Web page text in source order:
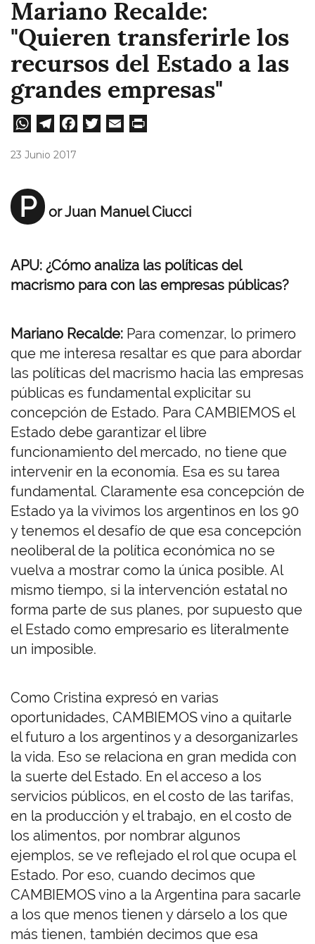
Mariano Recalde:
"Quieren transferirle los
recursos del Estado a las
grandes empresas"
W
A
pp
Te
m
Fa
23 Junio 2017
P or Juan Manuel Ciucci
APU: ¿Cómo analiza las políticas del
macrismo para con las empresas públicas?
Mariano Recalde: Para comenzar, lo primero
que me interesa resaltar es que para abordar
las políticas del macrismo hacia las empresas
públicas es fundamental explicitar su
concepción de Estado. Para CAMBIEMOS el
Estado debe garantizar el libre
funcionamiento del mercado, no tiene que
intervenir en la economía. Esa es su tarea
fundamental. Claramente esa concepción de
Estado ya la vivimos los argentinos en los 90
y tenemos el desafío de que esa concepción
neoliberal de la política económica no se
vuelva a mostrar como la única posible. Al
mismo tiempo, si la intervención estatal no
forma parte de sus planes, por supuesto que
el Estado como empresario es literalmente
un imposible.
Como Cristina expresó en varias
oportunidades, CAMBIEMOS vino a quitarle
el futuro a los argentinos y a desorganizarles
la vida. Eso se relaciona en gran medida con
la suerte del Estado. En el acceso a los
servicios públicos, en el costo de las tarifas,
en la producción y el trabajo, en el costo de
los alimentos, por nombrar algunos
ejemplos, se ve reflejado el rol que ocupa el
Estado. Por eso, cuando decimos que
CAMBIEMOS vino a la Argentina para sacarle
a los que menos tienen y dárselo a los que
más tienen, también decimos que esa